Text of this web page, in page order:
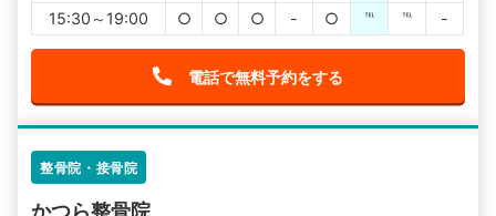
15:30～19:00
○ ○ ○ - ○ ℡ ℡ -
電話で無料予約をする
整骨院・接骨院
かつら整骨院